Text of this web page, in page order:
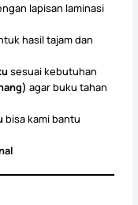
lapisan laminasi
hasil tajam dan
sesuai kebutuhan
agar buku tahan
bisa kami bantu